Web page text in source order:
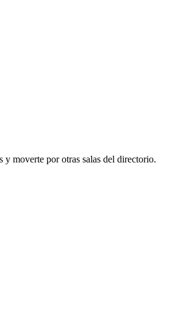
moverte por otras salas del directorio.